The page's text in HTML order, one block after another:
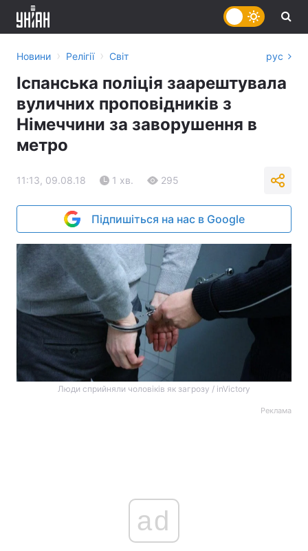
Новини › Релігії › Світ рус
Іспанська поліція заарештувала
вуличних проповідників з
Німеччини за заворушення в
метро
11:13, 09.08.18 1 хв. 295
Підпишіться на нас в Google
Люди сприйняли чоловіків як загрозу / inVictory
Реклама
ad